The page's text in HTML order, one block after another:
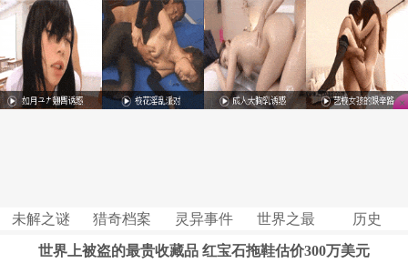
未解之谜 猎奇档案 灵异事件 世界之最 历史
世界上被盗的最贵收藏品 红宝石拖鞋估价300万美元